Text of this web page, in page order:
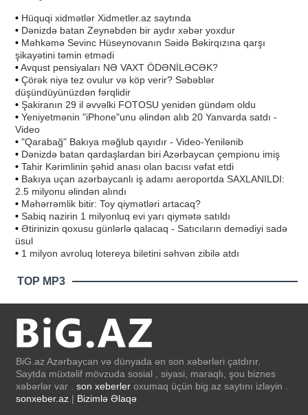
• Hüquqi xidmətlər Xidmetler.az saytında
• Dənizdə batan Zeynəbdən bir aydır xəbər yoxdur
• Məhkəmə Sevinc Hüseynovanın Səidə Bəkirqızına qarşı
şikayətini təmin etmədi
•Avqust pensiyaları NƏ VAXT ÖDƏNİLƏCƏK?
• Çörək niyə tez ovulur və köp verir? Səbəblər
düşündüyünüzdən fərqlidir
• Şakiranın 29 il əvvəlki FOTOSU yenidən gündəm oldu
• Yeniyetmənin "iPhone"unu əlindən alıb 20 Yanvarda satdı -
Video
• "Qarabağ" Bakıya məğlub qayıdır - Video-Yenilənib
• Dənizdə batan qardaşlardan biri Azərbaycan çempionu imiş
• Tahir Kərimlinin şəhid anası olan bacısı vəfat etdi
• Bakıya uçan azərbaycanlı iş adamı aeroportda SAXLANILDI:
2.5 milyonu əlindən alındı
• Məhərrəmlik bitir: Toy qiymətləri artacaq?
• Sabiq nazirin 1 milyonluq evi yarı qiymətə satıldı
• Ətirinizin qoxusu günlərlə qalacaq - Satıcıların demədiyi sadə
üsul
• 1 milyon avroluq lotereya biletini səhvən zibilə atdı
TOP MP3
BiG.az Azərbaycan və dünyada ən son xəbərləri çatdırır.
Saytda müxtəlif mövzuda sosial , siyasi, maraqlı, şou biznes
xəbərlər var . son xeberler oxumaq üçün big.az saytını izləyin .
sonxeber.az | Bizimlə Əlaqə